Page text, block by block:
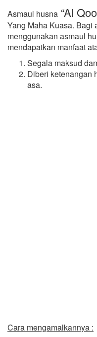
Asmaul husna
Yang Maha Kuasa. Bagi
menggunakan asmaul
mendapatkan manfaat
Segala maksud
Diberi ketenangan
asa.
Cara mengamalkannya :